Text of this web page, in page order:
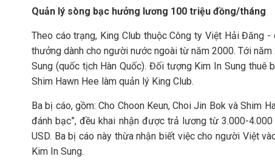
Quản lý sòng bạc hưởng lương 100 triệu đồng/tháng
Theo cáo trạng, King Club thuộc Công ty Việt Hải Đăng
thưởng dành cho người nước ngoài từ năm 2000. Tới
Sung (quốc tịch Hàn Quốc). Đối tượng Kim In Sung thuê
Shim Hawn Hee làm quản lý King Club.
Ba bị cáo, gồm: Cho Choon Keun, Choi Jin Bok và Shim
đánh bạc”, đều khai nhận được trả lương từ 3.000-
USD. Ba bị cáo này thừa nhận biết việc cho người Việt
Kim In Sung.